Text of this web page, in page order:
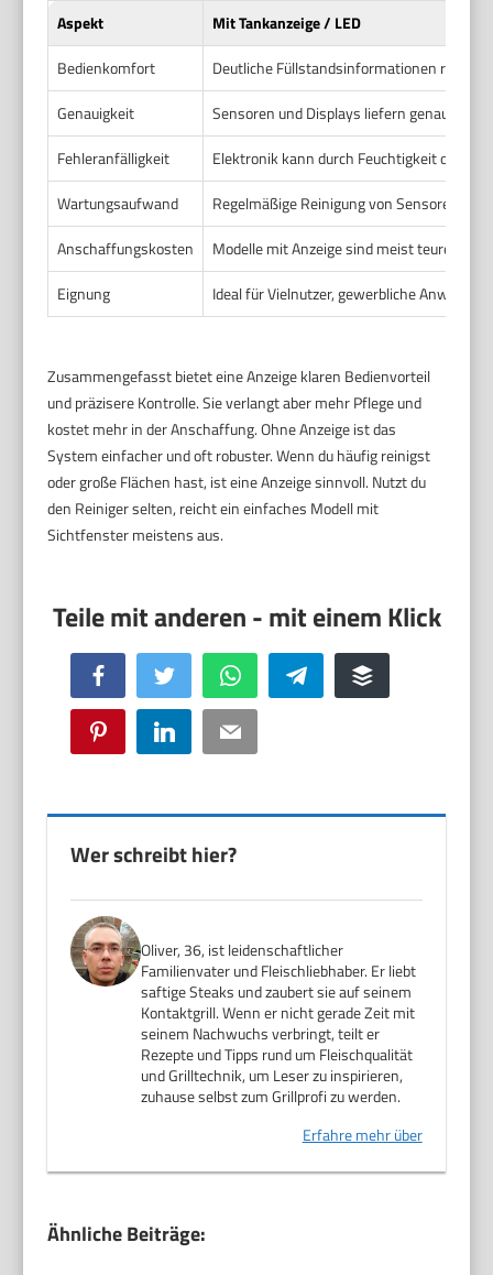
Aspekt
Mit Tankanzeige / LED
Bedienkomfort
Deutliche Füllstandsinformationen
Genauigkeit
Sensoren und Displays liefern genauere
Fehleranfälligkeit
Elektronik kann durch Feuchtigkeit oder
Wartungsaufwand
Regelmäßige Reinigung von Sensoren
Anschaffungskosten
Modelle mit Anzeige sind meist teurer.
Eignung
Ideal für Vielnutzer, gewerbliche
Zusammengefasst bietet eine Anzeige klaren Bedienvorteil
und präzisere Kontrolle. Sie verlangt aber mehr Pflege und
kostet mehr in der Anschaffung. Ohne Anzeige ist das
System einfacher und oft robuster. Wenn du häufig reinigst
oder große Flächen hast, ist eine Anzeige sinnvoll. Nutzt du
den Reiniger selten, reicht ein einfaches Modell mit
Sichtfenster meistens aus.
Facebook Twitter WhatsApp Telegram Buffer
Pinterest LinkedIn Email
Wer schreibt hier?
Oliver, 36, ist leidenschaftlicher
Familienvater und Fleischliebhaber. Er liebt
saftige Steaks und zaubert sie auf seinem
Kontaktgrill. Wenn er nicht gerade Zeit mit
seinem Nachwuchs verbringt, teilt er
Rezepte und Tipps rund um Fleischqualität
und Grilltechnik, um Leser zu inspirieren,
zuhause selbst zum Grillprofi zu werden.
Erfahre mehr über
Ähnliche Beiträge: